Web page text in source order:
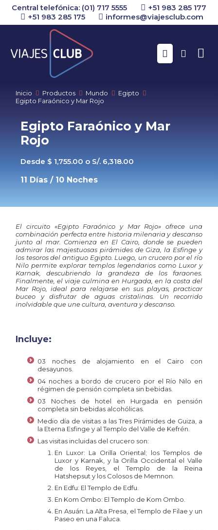
Central telefónica: (01) 717 5555
+51 983 285 177
+51 983 285 175
informes@viajesclub.com
Inicio Productos Mundo
Egipto
Egipto Faraónico y Mar Rojo
Egipto Faraónico y Mar
Rojo
Desde $ 1,755.00 o S/. 6,318.00
11 Días / 10 Noches
Elcircuito «Egipto Faraónicoy Mar Rojo» ofrece una
combinación perfectaentre historia milenariaydescanso
junto al mar.Comienza en El Cairo, dondese pueden
admirar las majestuosas pirámides deGiza, la Esfinge y
los tesorosdel antiguo Egipto. Luego, uncrucero porel río
Nilo permiteexplorartemplos legendarios como Luxor y
Karnak,descubriendo la grandeza de los faraones.
Finalmente,elviajeculminaen Hurgada, en la costa del
Mar Rojo, ideal para relajarse en sus playas, practicar
buceo y disfrutar deaguascristalinas. Un recorrido
inolvidableque unecultura,aventuraydescanso.
Incluye:
03 noches de alojamiento en el Cairo con
desayunos.
04 noches a bordo de crucero por el Río Nilo en
régimen de pensión completa sin bebidas.
03 Noches de hotel en Hurgada en pensión
completa sin bebidas alcohólicas.
Medio día de visitas a las Tres Pirámides de Guiza, a
la Eterna Esfinge y al Templo del Valle de Kefrén.
Las visitas incluidas del crucero son:
En Luxor: La Orilla Oriental; los Templos de
Luxor y Karnak, y la Orilla Occidental el Valle
de los Reyes, el Templo de la Reina
Hatshepsut y los Colosos de Memnon.
En Edfu: El Templo de Edfu.
En Kom Ombo: El Templo de Kom Ombo.
En Asuán: La Alta Presa, el Templo de Filae y un
Paseo en una Faluca.
Buscar